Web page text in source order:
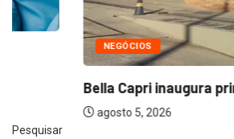
Bella Capri inaugura primeira
agosto 5, 2026
Pesquisar